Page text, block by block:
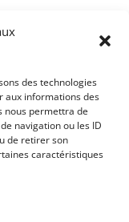
des technologies
aux informations des
nous permettra de
navigation ou les ID
de retirer son
caractéristiques